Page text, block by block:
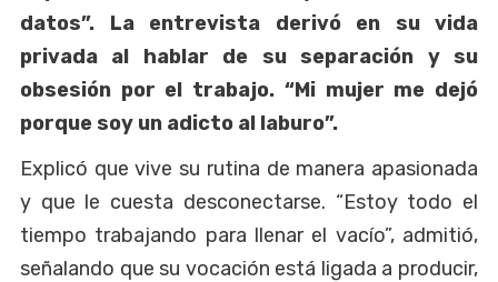
datos”. La entrevista derivó en su vida
privada al hablar de su separación y su
obsesión por el trabajo. “Mi mujer me dejó
porque soy un adicto al laburo”.
Explicó que vive su rutina de manera apasionada
y que le cuesta desconectarse. “Estoy todo el
tiempo trabajando para llenar el vacío”, admitió,
señalando que su vocación está ligada a producir,